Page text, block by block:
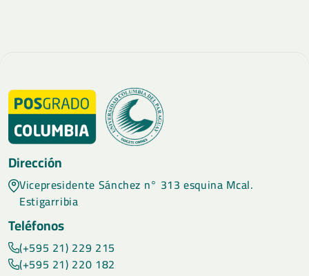
Dirección
Vicepresidente Sánchez n° 313 esquina Mcal.
Estigarribia
Teléfonos
(+595 21) 229 215
(+595 21) 220 182